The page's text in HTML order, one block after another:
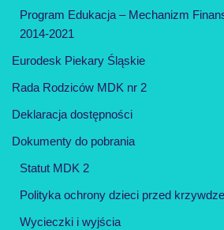
Program Edukacja – Mechanizm
2014-2021
Eurodesk Piekary Śląskie
Rada Rodziców MDK nr 2
Deklaracja dostępności
Dokumenty do pobrania
Statut MDK 2
Polityka ochrony dzieci przed
Wycieczki i wyjścia